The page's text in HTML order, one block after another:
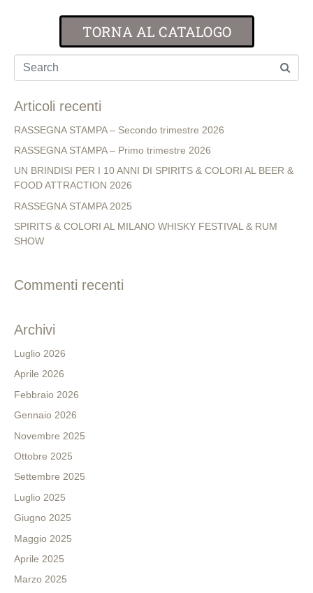
TORNA AL CATALOGO
Articoli recenti
RASSEGNA STAMPA – Secondo trimestre 2026
RASSEGNA STAMPA – Primo trimestre 2026
UN BRINDISI PER I 10 ANNI DI SPIRITS & COLORI AL BEER &
FOOD ATTRACTION 2026
RASSEGNA STAMPA 2025
SPIRITS & COLORI AL MILANO WHISKY FESTIVAL & RUM
SHOW
Commenti recenti
Archivi
Luglio 2026
Aprile 2026
Febbraio 2026
Gennaio 2026
Novembre 2025
Ottobre 2025
Settembre 2025
Luglio 2025
Giugno 2025
Maggio 2025
Aprile 2025
Marzo 2025